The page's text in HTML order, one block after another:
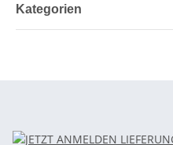
Kategorien